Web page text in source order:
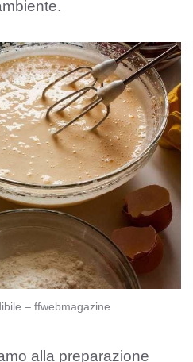
– ffwebmagazine
alla preparazione